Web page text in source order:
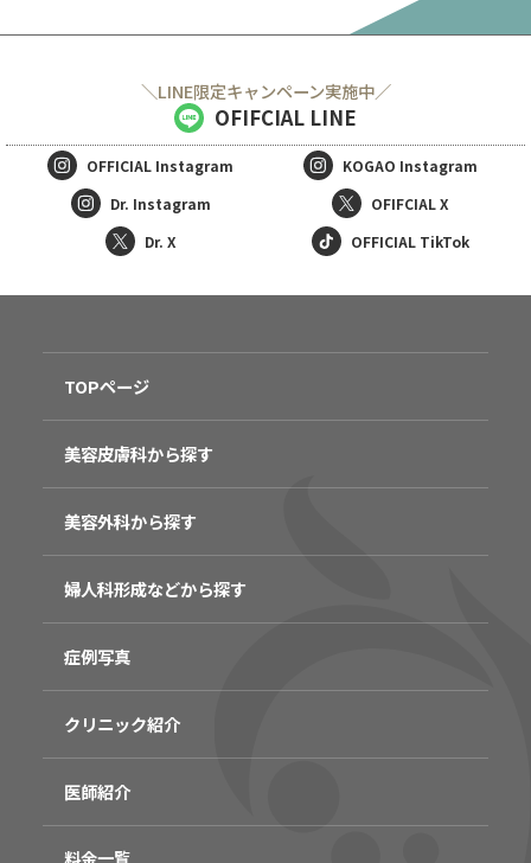
＼LINE限定キャンペーン実施中／
OFIFCIAL LINE
OFFICIAL Instagram KOGAO Instagram
Dr. Instagram
OFIFCIAL X
Dr. X
OFFICIAL TikTok
TOPページ
美容皮膚科から探す
美容外科から探す
婦人科形成などから探す
症例写真
クリニック紹介
医師紹介